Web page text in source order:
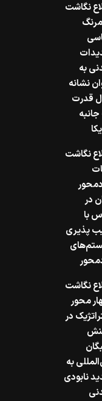
نگاشت
به
نشانه
قدرت
نگاشت
در
با
پذیری
نگاشت
محور
در
به
نابودی